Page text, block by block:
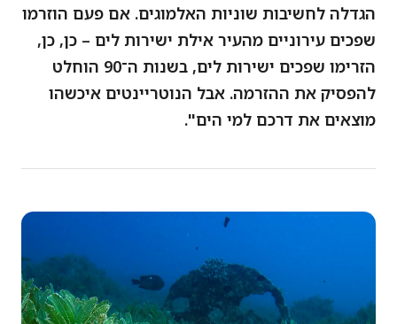
הגדלה לחשיבות שוניות האלמוגים. אם פעם הוזרמו
שפכים עירוניים מהעיר אילת ישירות לים – כן, כן,
הזרימו שפכים ישירות לים, בשנות ה־90 הוחלט
להפסיק את ההזרמה. אבל הנוטריינטים איכשהו
מוצאים את דרכם למי הים".